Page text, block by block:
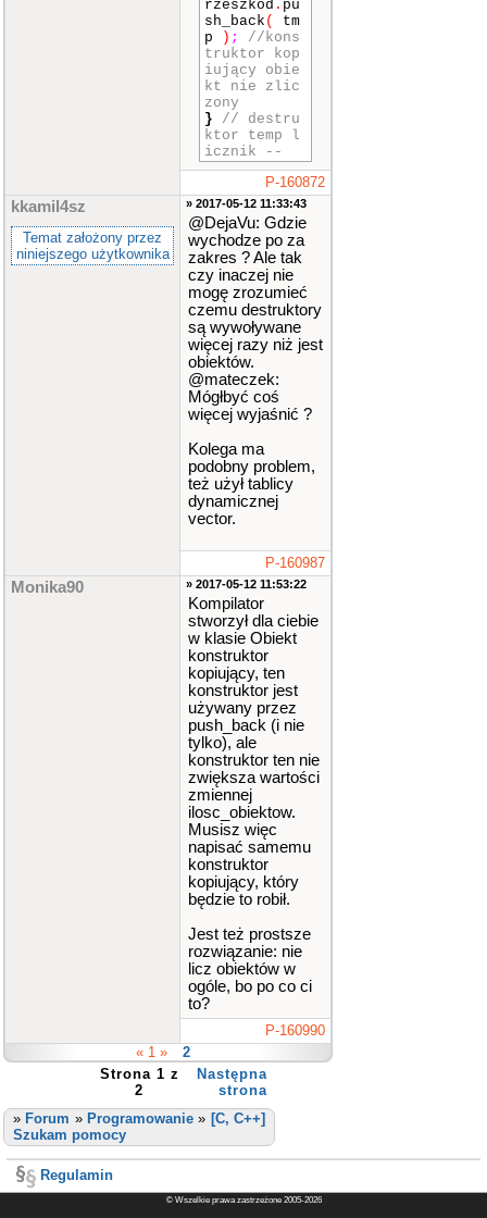
rzeszkod . pu
sh_back (
tm
p
) ;
//kons
truktor kop
iujący obie
kt nie zlic
zony
}
// destru
ktor temp l
icznik --
P-160872
kkamil4sz
Temat założony przez
niniejszego użytkownika
» 2017-05-12 11:33:43
@DejaVu: Gdzie
wychodze po za
zakres ? Ale tak
czy inaczej nie
mogę zrozumieć
czemu destruktory
są wywoływane
więcej razy niż jest
obiektów.
@mateczek:
Mógłbyć coś
więcej wyjaśnić ?
Kolega ma
podobny problem,
też użył tablicy
dynamicznej
vector.
P-160987
Monika90 » 2017-05-12 11:53:22
Kompilator
stworzył dla ciebie
w klasie Obiekt
konstruktor
kopiujący, ten
konstruktor jest
używany przez
push_back (i nie
tylko), ale
konstruktor ten nie
zwiększa wartości
zmiennej
ilosc_obiektow.
Musisz więc
napisać samemu
konstruktor
kopiujący, który
będzie to robił.
Jest też prostsze
rozwiązanie: nie
licz obiektów w
ogóle, bo po co ci
to?
P-160990
« 1 »
2
Strona 1 z
2
Następna
strona
» Forum » Programowanie » [C, C++]
Szukam pomocy
Regulamin
© Wszelkie prawa zastrzeżone 2005-2026